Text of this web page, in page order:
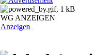
WG ANZEIGEN
Anzeigen